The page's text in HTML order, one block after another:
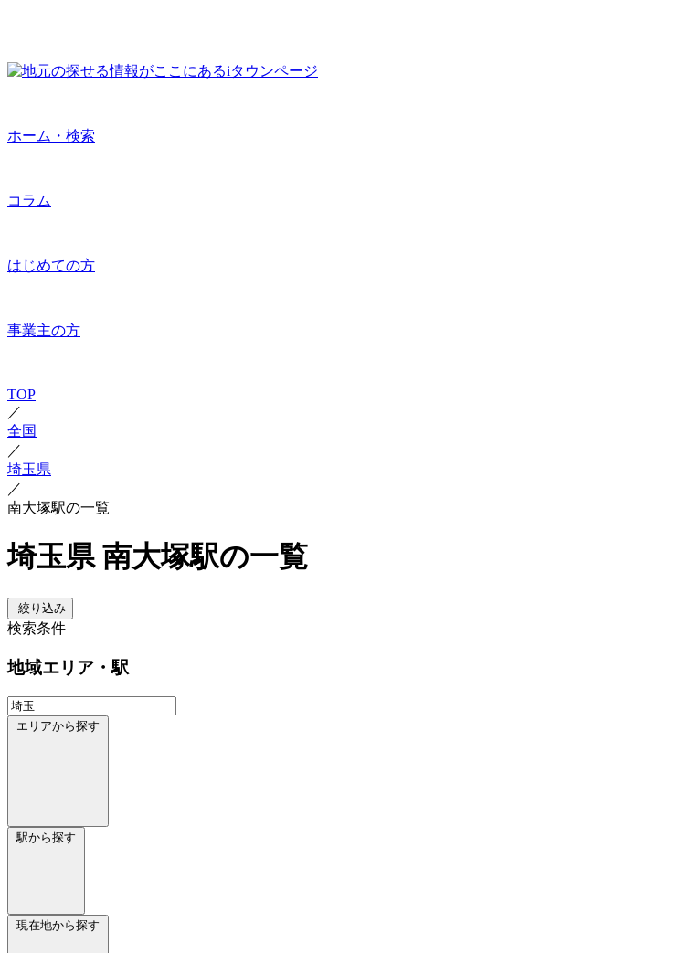
ホーム・検索
コラム
はじめての方
事業主の方
TOP
／
全国
／
埼玉県
／
南大塚駅の一覧
埼玉県 南大塚駅の一覧
絞り込み
検索条件
地域エリア・駅
エリアから探す
駅から探す
現在地から探す